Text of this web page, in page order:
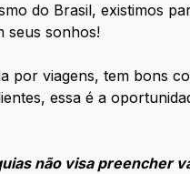
do Brasil, existimos
seus sonhos!
por viagens, tem bons
essa é a
não visa preencher